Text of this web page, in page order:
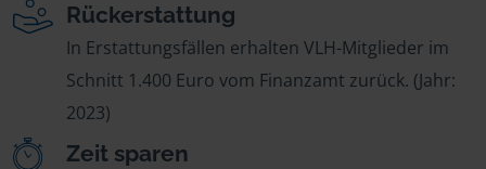
Rückerstattung
In Erstattungsfällen erhalten VLH-Mitglieder im
Schnitt 1.400 Euro vom Finanzamt zurück. (Jahr:
2023)
Zeit sparen